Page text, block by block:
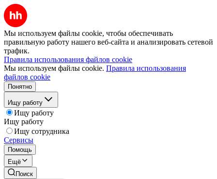
Мы используем файлы cookie, чтобы обеспечивать
правильную работу нашего веб-сайта и анализировать сетевой
трафик.
Правила использования файлов cookie
Мы используем файлы cookie. Правила использования
файлов cookie
Понятно
Ищу работу
Ищу работу
Ищу работу
Ищу сотрудника
Сервисы
Помощь
Ещё
Поиск